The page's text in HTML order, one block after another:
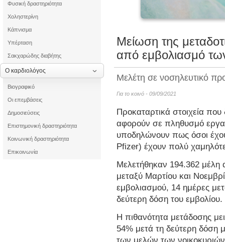
Φυσική δραστηριότητα
Χοληστερίνη
Κάπνισμα
Υπέρταση
Σακχαρώδης διαβήτης
Ο καρδιολόγος
Βιογραφικό
Οι επεμβάσεις
Δημοσιεύσεις
Επιστημονική δραστηριότητα
Κοινωνική δραστηριότητα
Επικοινωνία
Μείωση της
από εμβολιασμό
Μελέτη σε νοσηλευτικό
Για το κοινό - 09/09/2021
Προκαταρτικά στοιχεία
αφορούν σε πληθυσμό
υποδηλώνουν πως όσοι
Pfizer) έχουν πολύ
Μελετήθηκαν 194.362 μέλη
μεταξύ Μαρτίου και
εμβολιασμού, 14 ημέρες
δεύτερη δόση του εμβολίου.
Η πιθανότητα μετάδοσης
54% μετά τη δεύτερη δόση
των μελών των